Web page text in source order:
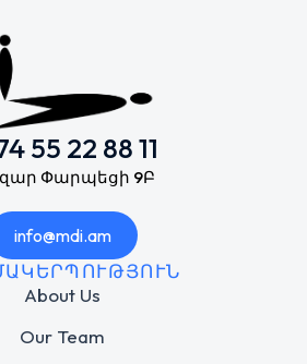
55 22 88 11
Փարպեցի 9Բ
info@mdi.am
About Us
Our Team